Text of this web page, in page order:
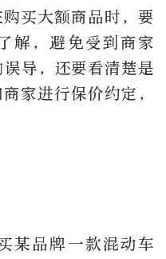
买大额商品时，要
解，避免受到商家
导，还要看清楚是
家进行保价约定，
某品牌一款混动车